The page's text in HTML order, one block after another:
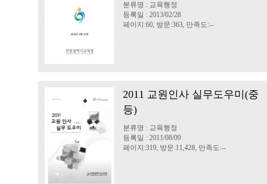
분류명 : 교육행정
등록일 : 2013/02/28
페이지:60, 방문:363, 만족도:--
2011 교원인사 실무도우미(중
등)
분류명 : 교육행정
등록일 : 2011/08/09
페이지:319, 방문:11,428, 만족도:--